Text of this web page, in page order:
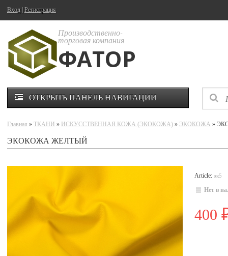
Вход Регистрация
Производственно-
торговая компания
ФАТОР
ОТКРЫТЬ ПАНЕЛЬ НАВИГАЦИИ
Главная » ТКАНИ » ИСКУССТВЕННАЯ КОЖА (ЭКОКОЖА) » ЭКОКОЖА »
ЭКОКОЖА ЖЕЛТЫЙ
Article: эк5
Нет в
400